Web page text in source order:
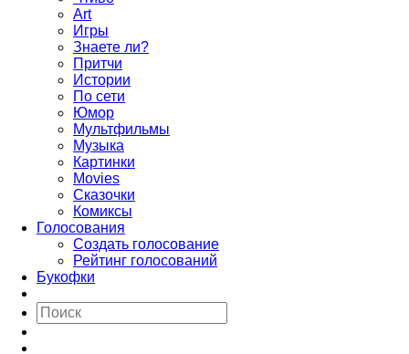
Art
Игры
Знаете ли?
Притчи
Истории
По сети
Юмор
Мультфильмы
Музыка
Картинки
Movies
Сказочки
Комиксы
Голосования
Создать голосование
Рейтинг голосований
Букофки